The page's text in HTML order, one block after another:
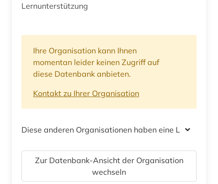
Lernunterstützung
Ihre Organisation kann Ihnen
momentan leider keinen Zugriff auf
diese Datenbank anbieten.
Kontakt zu Ihrer Organisation
Diese anderen Organisationen haben eine Lizenz
Zur Datenbank-Ansicht der Organisation
wechseln